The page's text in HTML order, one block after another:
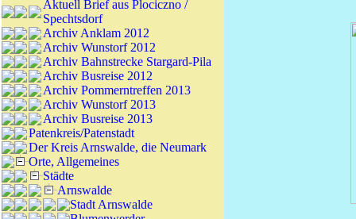
Aktuell Brief aus Plociczno /
Spechtsdorf
Archiv Anklam 2012
Archiv Wunstorf 2012
Archiv Bahnstrecke Stargard-Pila
Archiv Busreise 2012
Archiv Pommerntreffen 2013
Archiv Wunstorf 2013
Archiv Busreise 2013
Patenkreis/Patenstadt
Der Kreis Arnswalde, die Neumark
Orte, Allgemeines
Städte
Arnswalde
Stadt Arnswalde